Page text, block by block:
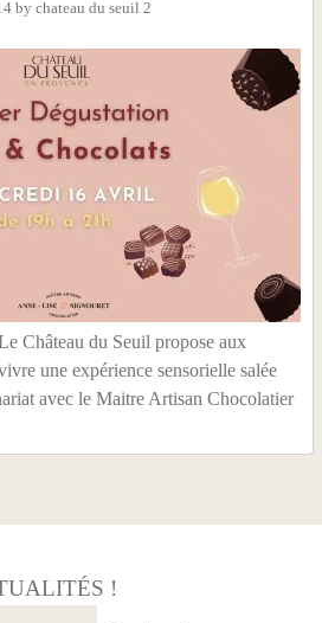
by chateau du seuil 2
Château du Seuil propose aux
une expérience sensorielle salée
avec le Maitre Artisan Chocolatier
!